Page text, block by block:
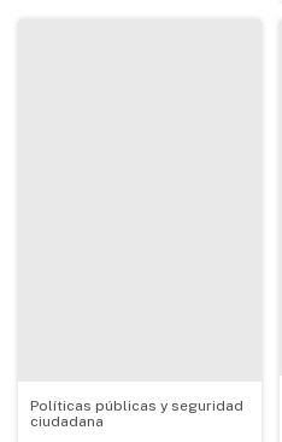
Políticas públicas y seguridad
ciudadana